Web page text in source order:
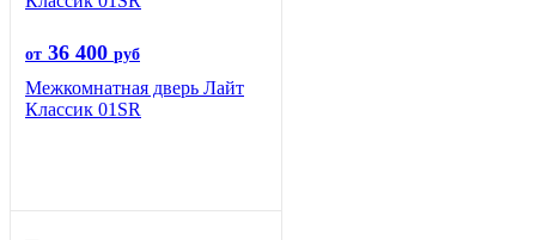
от 36 400 руб
Межкомнатная дверь Лайт
Классик 01SR